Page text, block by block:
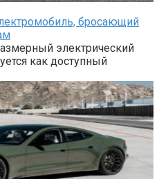
бросающий
электрический
как доступный